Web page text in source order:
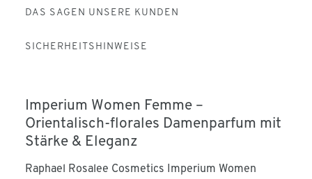
DAS SAGEN UNSERE KUNDEN
SICHERHEITSHINWEISE
Imperium Women Femme –
Orientalisch-florales Damenparfum mit
Stärke & Eleganz
Raphael Rosalee Cosmetics Imperium Women